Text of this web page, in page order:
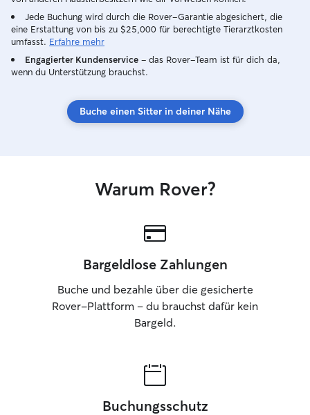
Jede Buchung wird durch die Rover-Garantie abgesichert, die
eine Erstattung von bis zu $25,000 für berechtigte Tierarztkosten
umfasst. Erfahre mehr
Engagierter Kundenservice – das Rover-Team ist für dich da,
wenn du Unterstützung brauchst.
Buche einen Sitter in deiner Nähe
Warum Rover?
Bargeldlose Zahlungen
Buche und bezahle über die gesicherte
Rover-Plattform – du brauchst dafür kein
Bargeld.
Buchungsschutz